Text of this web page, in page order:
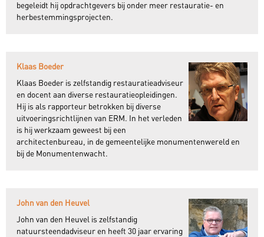
begeleidt hij opdrachtgevers bij onder meer restauratie- en
herbestemmingsprojecten.
Klaas Boeder
Klaas Boeder is zelfstandig restauratieadviseur
en docent aan diverse restauratieopleidingen.
Hij is als rapporteur betrokken bij diverse
uitvoeringsrichtlijnen van ERM. In het verleden
is hij werkzaam geweest bij een
architectenbureau, in de gemeentelijke monumentenwereld en
bij de Monumentenwacht.
John van den Heuvel
John van den Heuvel is zelfstandig
natuursteendadviseur en heeft 30 jaar ervaring